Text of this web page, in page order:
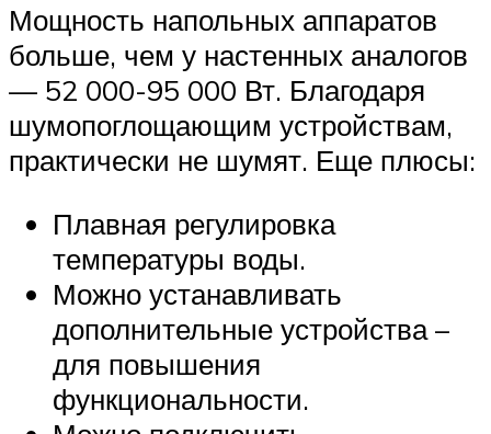
Мощность напольных аппаратов
больше, чем у настенных аналогов
— 52 000-95 000 Вт. Благодаря
шумопоглощающим устройствам,
практически не шумят. Еще плюсы:
Плавная регулировка
температуры воды.
Можно устанавливать
дополнительные устройства –
для повышения
функциональности.